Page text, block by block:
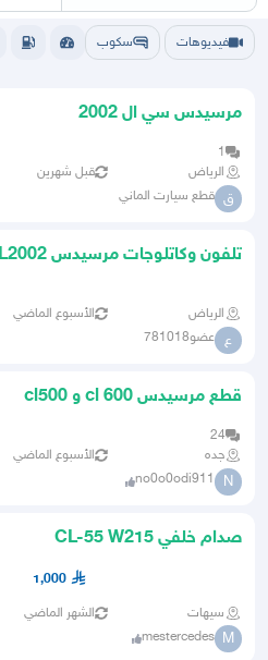
فيديوهات سكوب
مرسيدس سي ال 2002
1
الرياض
قبل شهرين
ق قطع سيارت الماني
تلفون وكاتلوجات مرسيدس CL2002
الرياض الأسبوع الماضي
ع عضو781018
قطع مرسيدس cl 600 و cl500
24
جده
الأسبوع الماضي
N
no0o0odi911
صدام خلفي CL-55 W215
1,000
سيهات الشهر الماضي
M
mestercedes